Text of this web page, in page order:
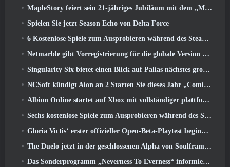
MapleStory feiert sein 21-jähriges Jubiläum mit dem „Maple University Event“
Spielen Sie jetzt Season Echo von Delta Force
6 Kostenlose Spiele zum Ausprobieren während des Steam Medieval Fest
Netmarble gibt Vorregistrierung für die globale Version des Sci-Fi-MMORPG RF Online Next bekannt
Singularity Six bietet einen Blick auf Palias nächstes großes Update The Royal Highlands
NCSoft kündigt Aion an 2 Starten Sie dieses Jahr „Coming West“.
Albion Online startet auf Xbox mit vollständiger plattformübergreifender Wiedergabe
Sechs kostenlose Spiele zum Ausprobieren während des Steam Medieval Fest
Gloria Victis‘ erster offizieller Open-Beta-Playtest beginnt heute
The Duelo jetzt in der geschlossenen Alpha von Soulframe verfügbar
Das Sonderprogramm „Neverness To Everness“ informiert Spieler darüber, was sie bei der Veröffentlichung erwartet